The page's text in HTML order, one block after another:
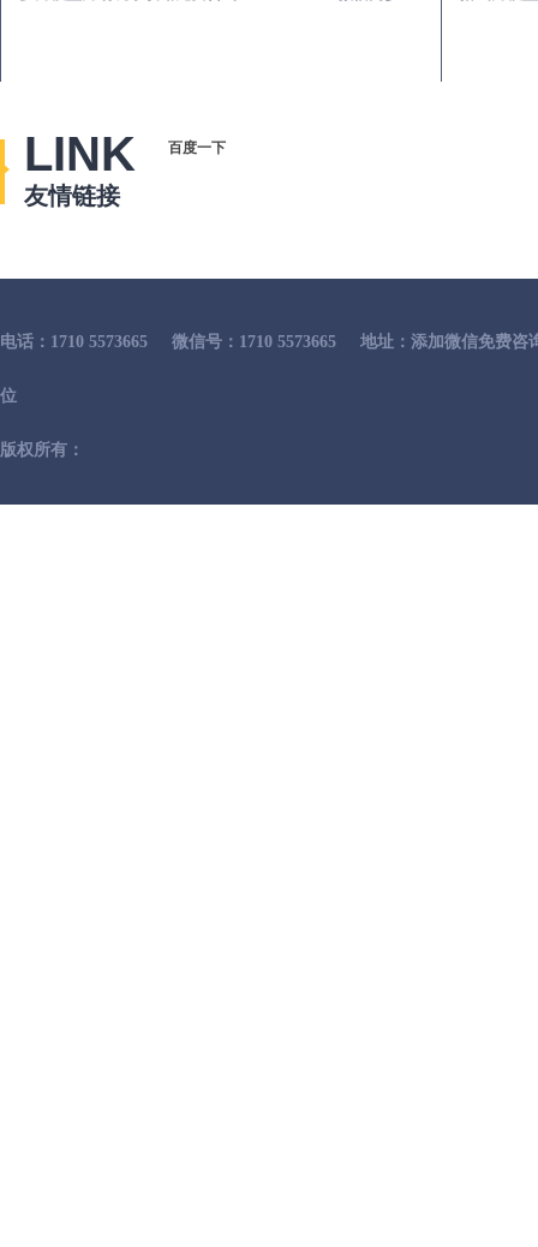
LINK
友情链接
百度一下
电话：1710 5573665 微信号：1710 5573665 地址：添加微信免费咨
位
版权所有：